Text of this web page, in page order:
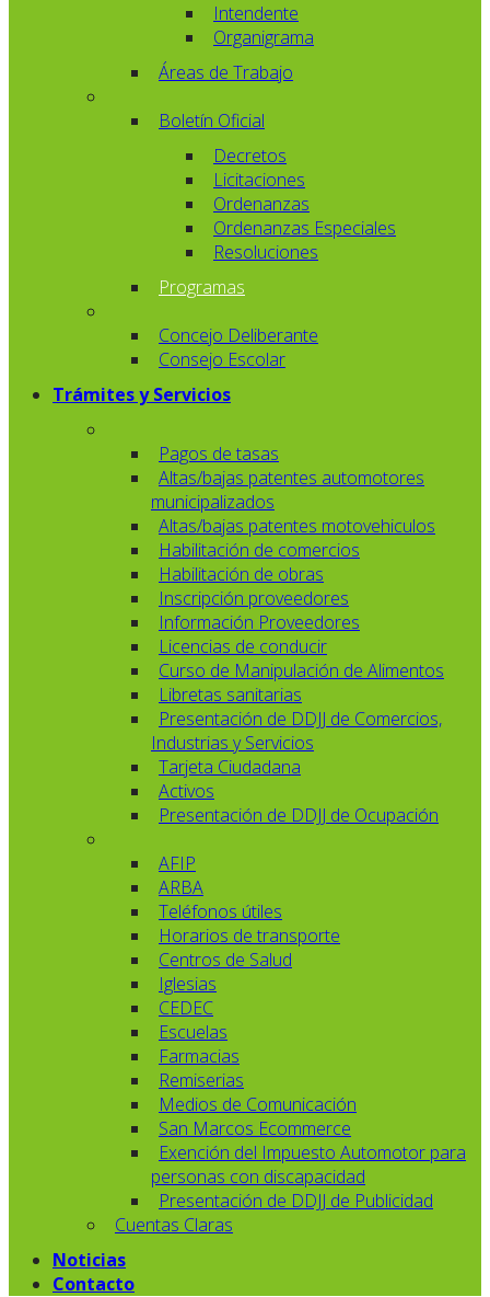
Intendente
Organigrama
Áreas de Trabajo
Boletín Oficial
Decretos
Licitaciones
Ordenanzas
Ordenanzas Especiales
Resoluciones
Programas
Concejo Deliberante
Consejo Escolar
Trámites y Servicios
Pagos de tasas
Altas/bajas patentes automotores
municipalizados
Altas/bajas patentes motovehiculos
Habilitación de comercios
Habilitación de obras
Inscripción proveedores
Información Proveedores
Licencias de conducir
Curso de Manipulación de Alimentos
Libretas sanitarias
Presentación de DDJJ de Comercios,
Industrias y Servicios
Tarjeta Ciudadana
Activos
Presentación de DDJJ de Ocupación
AFIP
ARBA
Teléfonos útiles
Horarios de transporte
Centros de Salud
Iglesias
CEDEC
Escuelas
Farmacias
Remiserias
Medios de Comunicación
San Marcos Ecommerce
Exención del Impuesto Automotor para
personas con discapacidad
Presentación de DDJJ de Publicidad
Cuentas Claras
Noticias
Contacto